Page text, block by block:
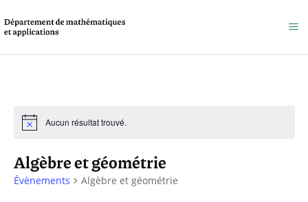
Aucun résultat trouvé.
Algèbre et géométrie
Évènements Algèbre et géométrie